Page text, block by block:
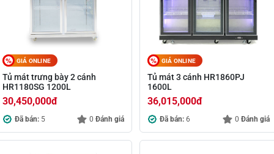
GIÁ ONLINE
Tủ mát trưng bày 2 cánh
HR1180SG 1200L
30,450,000đ
Đã bán: 5 0Đánh giá
GIÁ ONLINE
Tủ mát 3 cánh HR1860PJ
1600L
36,015,000đ
Đã bán:6 0 Đánh giá